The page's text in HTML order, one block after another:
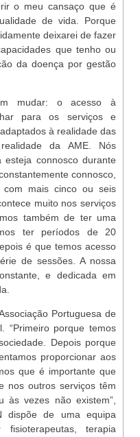
o meu cansaço que é
de vida. Porque
deixarei de fazer
que tenho ou
da doença por gestão
mudar: o acesso à
para os serviços e
à realidade das
da AME. Nós
esteja connosco durante
connosco,
mais cinco ou seis
muito nos serviços
também de ter uma
ter períodos de 20
é que temos acesso
de sessões. A nossa
e dedicada em
Portuguesa de
“Primeiro porque temos
Depois porque
proporcionar aos
que é importante que
nos outros serviços têm
às vezes não existem”,
dispõe de uma equipa
fisioterapeutas, terapia